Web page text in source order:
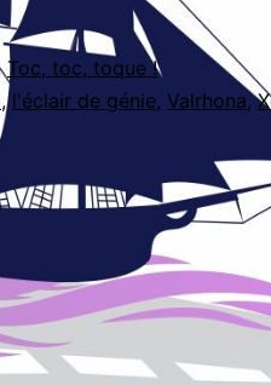
Adam
Toc, toc, toque !
,l'éclair de génie, Valrhona,